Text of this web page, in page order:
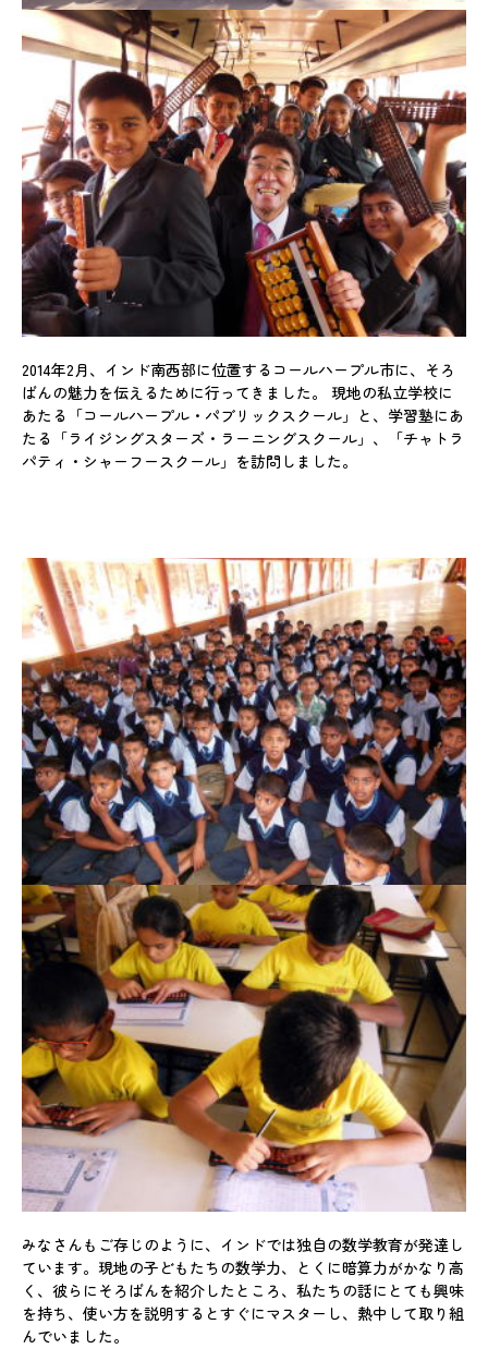
2014年2月、インド南西部に位置するコールハープル市に、そろ
ばんの魅力を伝えるために行ってきました。 現地の私立学校に
あたる「コールハープル・パブリックスクール」と、学習塾にあ
たる「ライジングスターズ・ラーニングスクール」、「チャトラ
パティ・シャーフースクール」を訪問しました。
みなさんもご存じのように、インドでは独自の数学教育が発達し
ています。現地の子どもたちの数学力、とくに暗算力がかなり高
く、彼らにそろばんを紹介したところ、私たちの話にとても興味
を持ち、使い方を説明するとすぐにマスターし、熱中して取り組
んでいました。